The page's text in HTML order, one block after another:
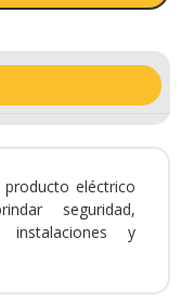
eléctrico
seguridad,
y